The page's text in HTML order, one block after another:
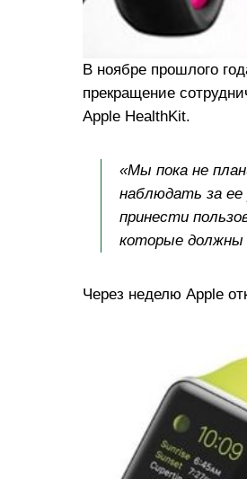
В ноябре прошлого
прекращение
Apple HealthKit.
«Мы пока не
наблюдать за
принести
которые должны
Через неделю Apple